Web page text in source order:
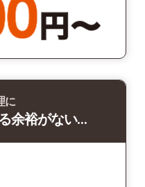
に
余裕がない…